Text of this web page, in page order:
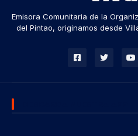
Emisora Comunitaria de la
del Pintao, originamos desde